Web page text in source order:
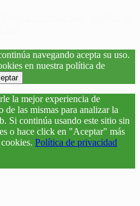
navegando acepta su uso.
en nuestra política de
la mejor experiencia de
de las mismas para analizar la
Si continúa usando este sitio sin
o hace click en "Aceptar" más
Política de privacidad